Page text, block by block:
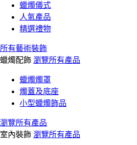
蠟燭儀式
人氣產品
精選禮物
所有藝術裝飾
蠟燭配飾 瀏覽所有產品
蠟燭燭罩
燭蓋及底座
小型蠟燭飾品
瀏覽所有產品
室內裝飾 瀏覽所有產品